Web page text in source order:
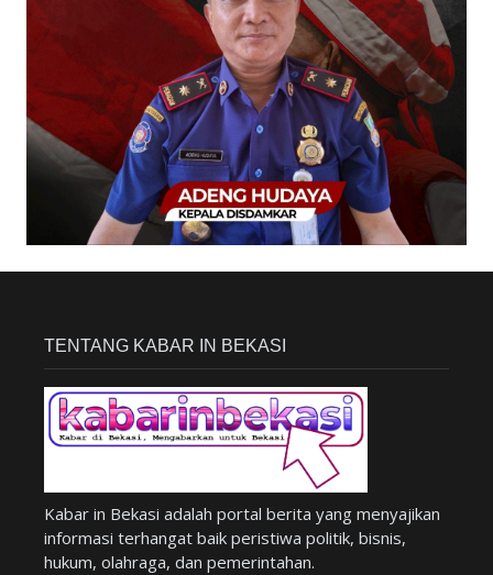
TENTANG KABAR IN BEKASI
Kabar in Bekasi adalah portal berita yang menyajikan
informasi terhangat baik peristiwa politik, bisnis,
hukum, olahraga, dan pemerintahan.